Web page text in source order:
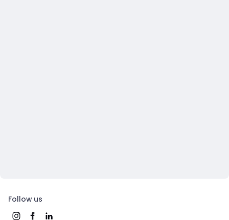
Follow us